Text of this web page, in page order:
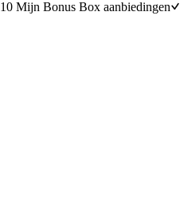
10 Mijn Bonus Box aanbiedingen